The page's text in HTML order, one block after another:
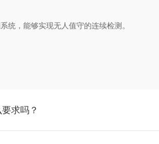
，能够实现无人值守的连续检测。
求吗？